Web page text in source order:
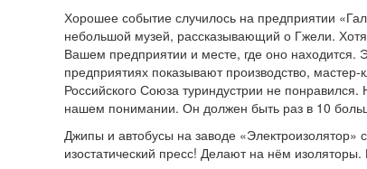
Хорошее событие случилось на предприятии
небольшой музей, рассказывающий о Гжели.
Вашем предприятии и месте, где оно находится.
предприятиях показывают производство,
Российского Союза туриндустрии не
нашем понимании. Он должен быть раз в 10
Джипы и автобусы на заводе «Электроизолятор»
изостатический пресс! Делают на нём